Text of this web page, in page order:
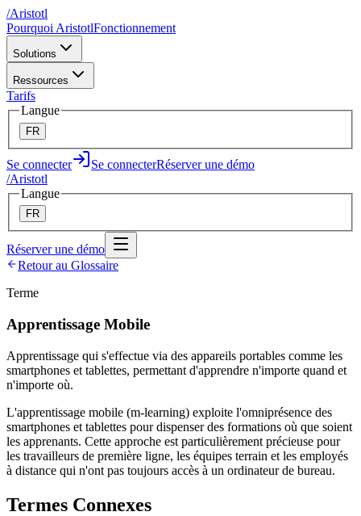
/Aristotl
Pourquoi AristotlFonctionnement
Solutions
Ressources
Tarifs
Langue
FR
Se connecter Se connecterRéserver une démo
/Aristotl
Langue
FR
Réserver une démo
Retour au Glossaire
Terme
Apprentissage Mobile
Apprentissage qui s'effectue via des appareils portables comme les
smartphones et tablettes, permettant d'apprendre n'importe quand et
n'importe où.
L'apprentissage mobile (m-learning) exploite l'omniprésence des
smartphones et tablettes pour dispenser des formations où que soient
les apprenants. Cette approche est particulièrement précieuse pour
les travailleurs de première ligne, les équipes terrain et les employés
à distance qui n'ont pas toujours accès à un ordinateur de bureau.
Termes Connexes